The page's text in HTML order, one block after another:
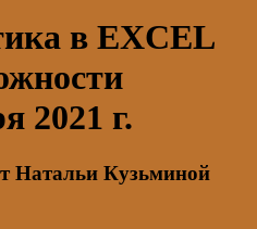
в EXCEL
2021 г.
Натальи Кузьминой